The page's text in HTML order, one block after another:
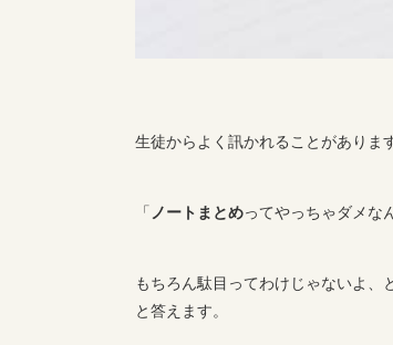
生徒からよく訊かれることがあります
「 ノートまとめってやっちゃダメな
もちろん駄目ってわけじゃないよ
と答えます。